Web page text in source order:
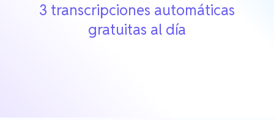
3 transcripciones automáticas
gratuitas al día